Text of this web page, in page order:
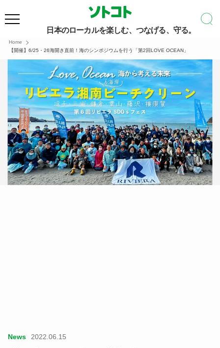
日本のローカルを楽しむ、つなげる、守る。
Home
【開催】6/25・26海開き直前！海のシンポジウムを行う「第2回LOVE OCEAN」
News 2022.06.15